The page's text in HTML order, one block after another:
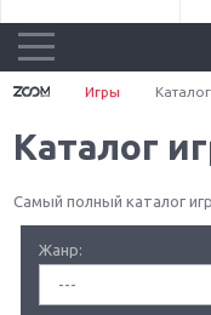
Игры
Каталог
Самый полный каталог
Жанр:
---